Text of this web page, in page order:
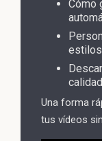
Cómo
Una forma
tus vídeos